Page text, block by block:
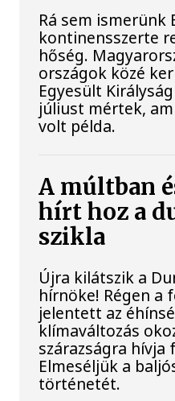
Rá sem ismerünk
kontinensszerte
hőség.
országok közé
Egyesült
júliust mértek,
volt példa.
A múltban
hírt hoz a
szikla
Újra kilátszik a
hírnöke! Régen a
jelentett az
klímaváltozás
szárazságra hívja
Elmeséljük a
történetét.